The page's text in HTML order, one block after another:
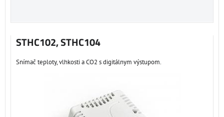
STHC102, STHC104
Snímač teploty, vlhkosti a CO2 s digitálnym výstupom.